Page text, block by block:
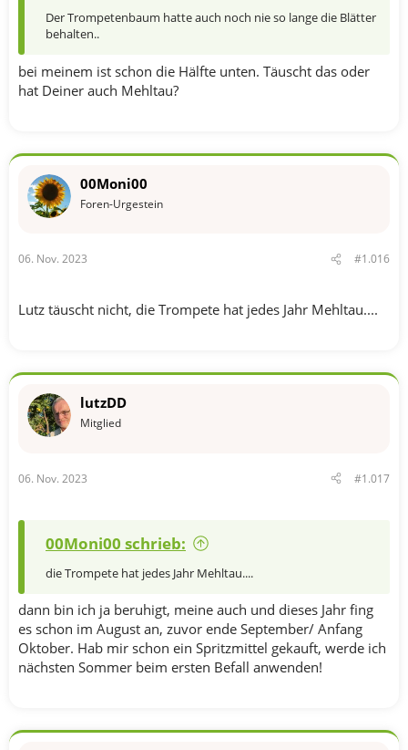
Der Trompetenbaum hatte auch noch nie so lange die Blätter
behalten..
bei meinem ist schon die Hälfte unten. Täuscht das oder
hat Deiner auch Mehltau?
00Moni00
Foren-Urgestein
06. Nov. 2023 #1.016
Lutz täuscht nicht, die Trompete hat jedes Jahr Mehltau....
lutzDD
Mitglied
06. Nov. 2023 #1.017
00Moni00 schrieb:
die Trompete hat jedes Jahr Mehltau....
dann bin ich ja beruhigt, meine auch und dieses Jahr fing
es schon im August an, zuvor ende September/ Anfang
Oktober. Hab mir schon ein Spritzmittel gekauft, werde ich
nächsten Sommer beim ersten Befall anwenden!